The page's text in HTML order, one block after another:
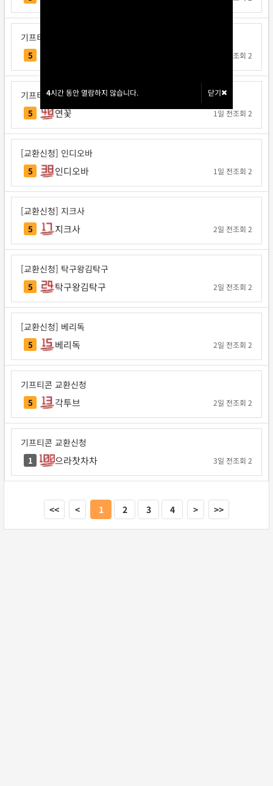
4시간 동안 열람하지 않습니다. 닫기
4시간 동안 열람하지 않습니다. 닫기
기프티콘 교환신청
5 조회 2
기프티콘 교환신청
5 연꽃 1일 전조회 2
[교환신청] 인디오바
5 인디오바 1일 전조회 2
[교환신청] 지크사
5 지크사 2일 전조회 2
[교환신청] 탁구왕김탁구
5 탁구왕김탁구 2일 전조회 2
[교환신청] 베리독
5 베리독 2일 전조회 2
기프티콘 교환신청
5 각투브 2일 전조회 2
기프티콘 교환신청
1 으라찻차차 3일 전조회 2
<< < 1 2 3 4 > >>